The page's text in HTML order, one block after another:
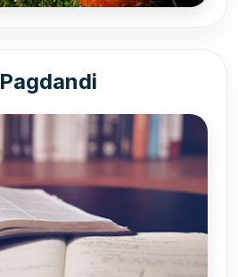
Pagdandi